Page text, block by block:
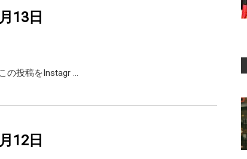
13日
の投稿をInstagr …
12日